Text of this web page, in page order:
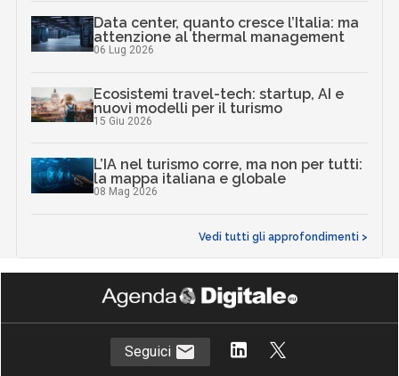
Data center, quanto cresce l’Italia: ma
attenzione al thermal management
06 Lug 2026
Ecosistemi travel-tech: startup, AI e
nuovi modelli per il turismo
15 Giu 2026
L’IA nel turismo corre, ma non per tutti:
la mappa italiana e globale
08 Mag 2026
Vedi tutti gli approfondimenti >
Seguici